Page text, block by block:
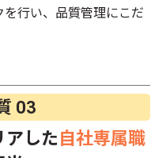
行い、品質管理にこだ
03
した自社専属職